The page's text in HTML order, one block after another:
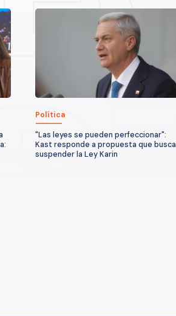
Política
"Las leyes se pueden perfeccionar":
Kast responde a propuesta que busca
suspender la Ley Karin